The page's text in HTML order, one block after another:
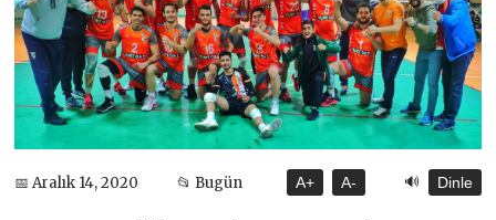
📅 Aralık 14, 2020 📂 Bugün A+ A- 🔊 Dinle